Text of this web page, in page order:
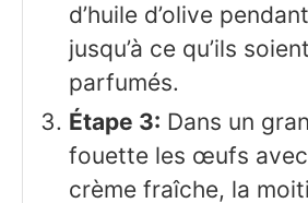
d’huile d’olive
jusqu’à ce qu’ils
parfumés.
Étape 3: Dans un
fouette les œufs
crème fraîche, la